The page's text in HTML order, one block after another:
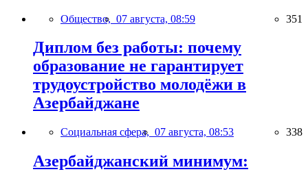
Общество, 07 августа, 08:59 351
Диплом без работы: почему
образование не гарантирует
трудоустройство молодёжи в
Азербайджане
Социальная сфера, 07 августа, 08:53 338
Азербайджанский минимум: